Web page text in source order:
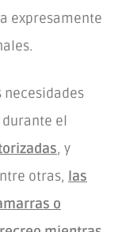
expresamente
necesidades
el
, y
otras, las
o